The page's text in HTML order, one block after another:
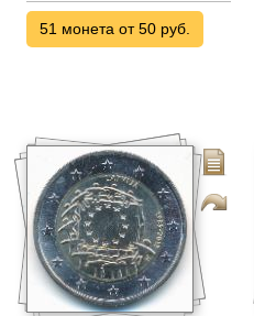
51 монета от 50 руб.